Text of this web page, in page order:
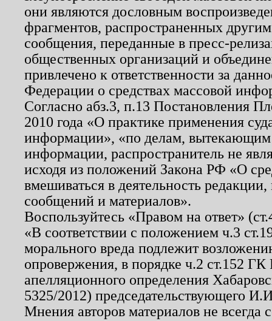
они являются дословным
фрагментов, распространенных
сообщения, переданные в пресс-
общественных организаций и
привлечено к ответственности за
Федерации о средствах массовой
Согласно абз.3, п.13 Постановления
2010 года «О практике применения
информации», «по делам, вытекающим
информации, распространитель не
исходя из положений Закона РФ «О
вмешиваться в деятельность
сообщений и материалов».
Воспользуйтесь «Правом на ответ»
«В соответствии с положением ч.3
морального вреда подлежит
опровержения, в порядке ч.2 ст.152
апелляционного определения
5325/2012) председательствующего
Мнения авторов материалов не